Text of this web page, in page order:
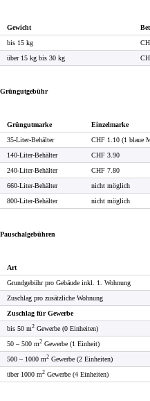
Gewicht
bis 15 kg
über 15 kg bis 30 kg
Grüngutgebühr
Grüngutmarke Einzelmarke
35-Liter-Behälter
CHF 1.10 (1 blaue
140-Liter-Behälter
CHF 3.90
240-Liter-Behälter
CHF 7.80
660-Liter-Behälter
nicht möglich
800-Liter-Behälter
nicht möglich
Pauschalgebühren
Art
Grundgebühr pro Gebäude inkl. 1. Wohnung
Zuschlag pro zusätzliche Wohnung
Zuschlag für Gewerbe
bis 50 m2 Gewerbe (0 Einheiten)
50 – 500 m2 Gewerbe (1 Einheit)
500 – 1000 m2 Gewerbe (2 Einheiten)
über 1000 m2 Gewerbe (4 Einheiten)